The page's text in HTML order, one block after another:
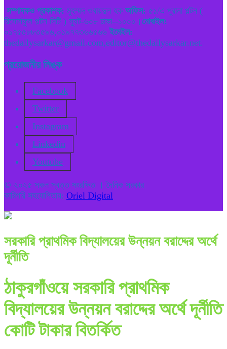
সম্পাদকও প্রকাশক: মুহম্মদ ওবায়দুল হক অফিস: ৫১/এ পুরানা পল্টন (
রিসোর্সফুল পল্টন সিটি ) স্যুট-৬০৮ ঢাকা--১০০০। মোবাইল:
০১৭৫৫৮৮৩৫৯৬,০১৯৭৭৩৬৬৫৬৬ ইমেইল:
thedailysarkar@gmail.com,editor@thedailysarkar.net.
প্রয়োজনীয় লিঙ্ক
Facebook
Twitter
Instagram
Linkedin
Youtube
© ২০২৫ সকল স্বত্ত সংরক্ষিত । দৈনিক সরকার
কারিগরি সহযোগিতায়: Oriel Digital
সরকারি প্রাথমিক বিদ্যালয়ের উন্নয়ন বরাদ্দের অর্থে
দূর্নীতি
ঠাকুরগাঁওয়ে সরকারি প্রাথমিক
বিদ্যালয়ের উন্নয়ন বরাদ্দের অর্থে দূর্নীতি
কোটি টাকার বিতর্কিত